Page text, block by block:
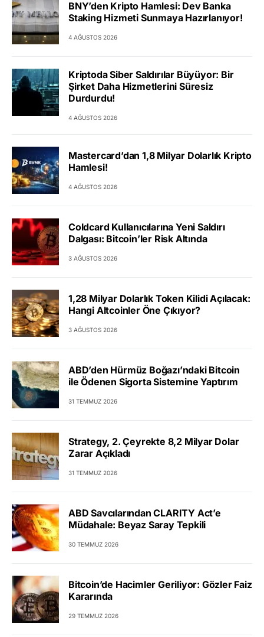
BNY’den Kripto Hamlesi: Dev Banka
Staking Hizmeti Sunmaya Hazırlanıyor!
4 AĞUSTOS 2026
Kriptoda Siber Saldırılar Büyüyor: Bir
Şirket Daha Hizmetlerini Süresiz
Durdurdu!
4 AĞUSTOS 2026
Mastercard’dan 1,8 Milyar Dolarlık Kripto
Hamlesi!
4 AĞUSTOS 2026
Coldcard Kullanıcılarına Yeni Saldırı
Dalgası: Bitcoin’ler Risk Altında
3 AĞUSTOS 2026
1,28 Milyar Dolarlık Token Kilidi Açılacak:
Hangi Altcoinler Öne Çıkıyor?
3 AĞUSTOS 2026
ABD’den Hürmüz Boğazı’ndaki Bitcoin
ile Ödenen Sigorta Sistemine Yaptırım
31 TEMMUZ 2026
Strategy, 2. Çeyrekte 8,2 Milyar Dolar
Zarar Açıkladı
31 TEMMUZ 2026
ABD Savcılarından CLARITY Act’e
Müdahale: Beyaz Saray Tepkili
30 TEMMUZ 2026
Bitcoin’de Hacimler Geriliyor: Gözler Faiz
Kararında
29 TEMMUZ 2026